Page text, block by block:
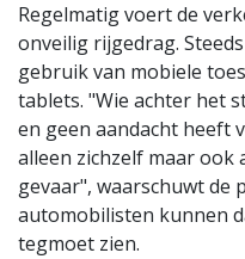
Regelmatig voert de
onveilig rijgedrag.
gebruik van mobiele
tablets. "Wie achter het
en geen aandacht heeft
alleen zichzelf maar
gevaar", waarschuwt de
automobilisten kunnen
tegmoet zien.